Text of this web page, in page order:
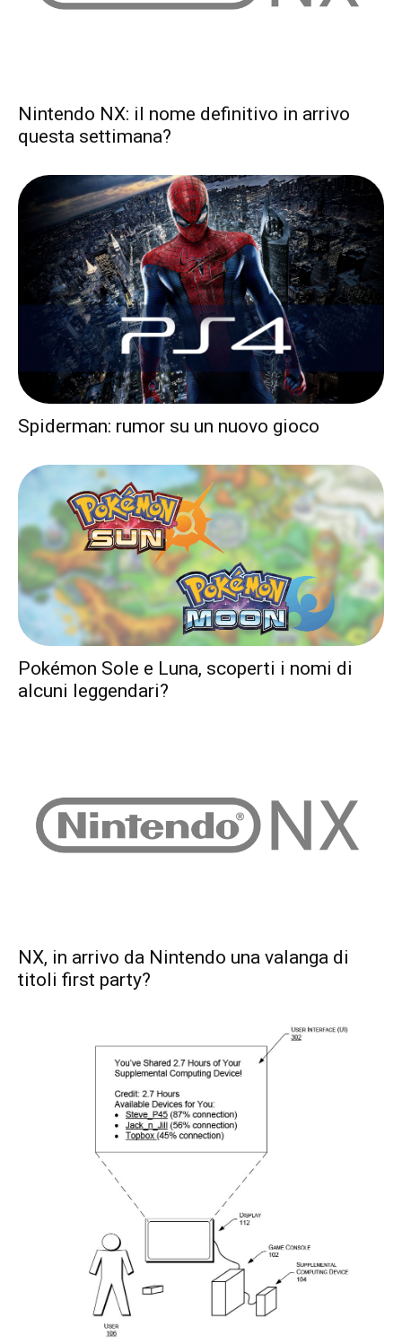
Nintendo NX: il nome definitivo in arrivo
questa settimana?
Spiderman: rumor su un nuovo gioco
Pokémon Sole e Luna, scoperti i nomi di
alcuni leggendari?
NX, in arrivo da Nintendo una valanga di
titoli first party?